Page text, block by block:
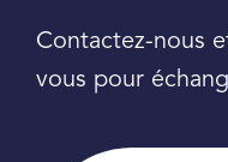
Contactez-nous
vous pour